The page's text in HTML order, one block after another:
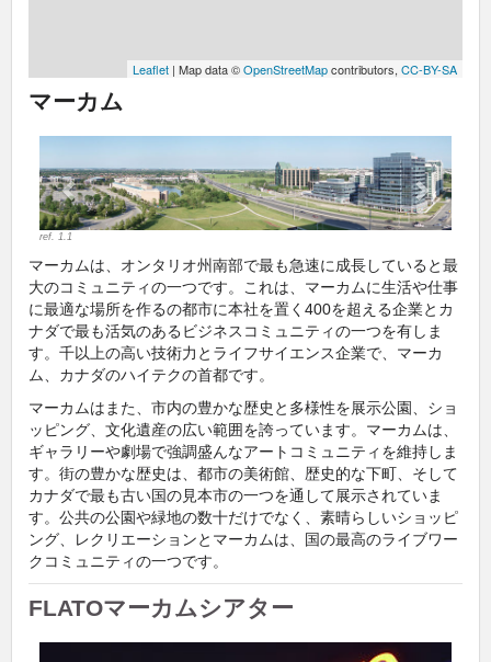
Leaflet | Map data ©OpenStreetMapcontributors, CC-BY-SA
マーカム
ref. 1.1
マーカムは、オンタリオ州南部で最も急速に成長していると最
大のコミュニティの一つです。これは、マーカムに生活や仕事
に最適な場所を作るの都市に本社を置く400を超える企業とカ
ナダで最も活気のあるビジネスコミュニティの一つを有しま
す。千以上の高い技術力とライフサイエンス企業で、マーカ
ム、カナダのハイテクの首都です。
マーカムはまた、市内の豊かな歴史と多様性を展示公園、ショ
ッピング、文化遺産の広い範囲を誇っています。マーカムは、
ギャラリーや劇場で強調盛んなアートコミュニティを維持しま
す。街の豊かな歴史は、都市の美術館、歴史的な下町、そして
カナダで最も古い国の見本市の一つを通して展示されていま
す。公共の公園や緑地の数十だけでなく、素晴らしいショッピ
ング、レクリエーションとマーカムは、国の最高のライブワー
クコミュニティの一つです。
FLATOマーカムシアター